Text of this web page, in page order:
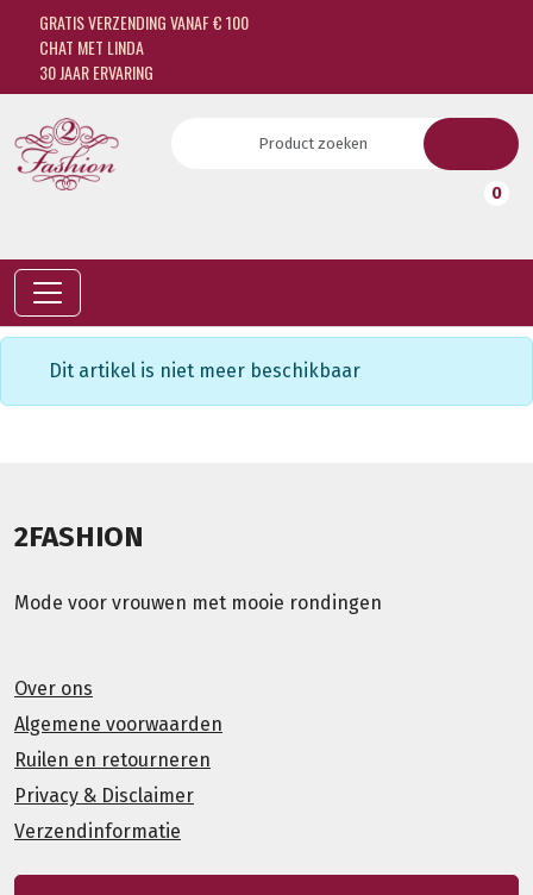
GRATIS VERZENDING VANAF € 100
CHAT MET LINDA
30 JAAR ERVARING
0
Dit artikel is niet meer beschikbaar
2FASHION
Mode voor vrouwen met mooie rondingen
Over ons
Algemene voorwaarden
Ruilen en retourneren
Privacy & Disclaimer
Verzendinformatie